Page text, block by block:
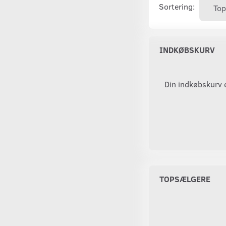
Sortering:
INDKØBSKURV
Din indkøbskurv
TOPSÆLGERE